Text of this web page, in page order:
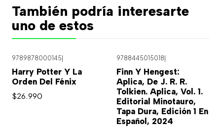
También podría interesarte
uno de estos
9789878000145
Harry Potter Y La
Orden Del Fénix
$26.990
9788445015018
Finn Y Hengest:
Aplica, De J. R. R.
Tolkien. Aplica, Vol. 1.
Editorial Minotauro,
Tapa Dura, Edición 1 En
Español, 2024